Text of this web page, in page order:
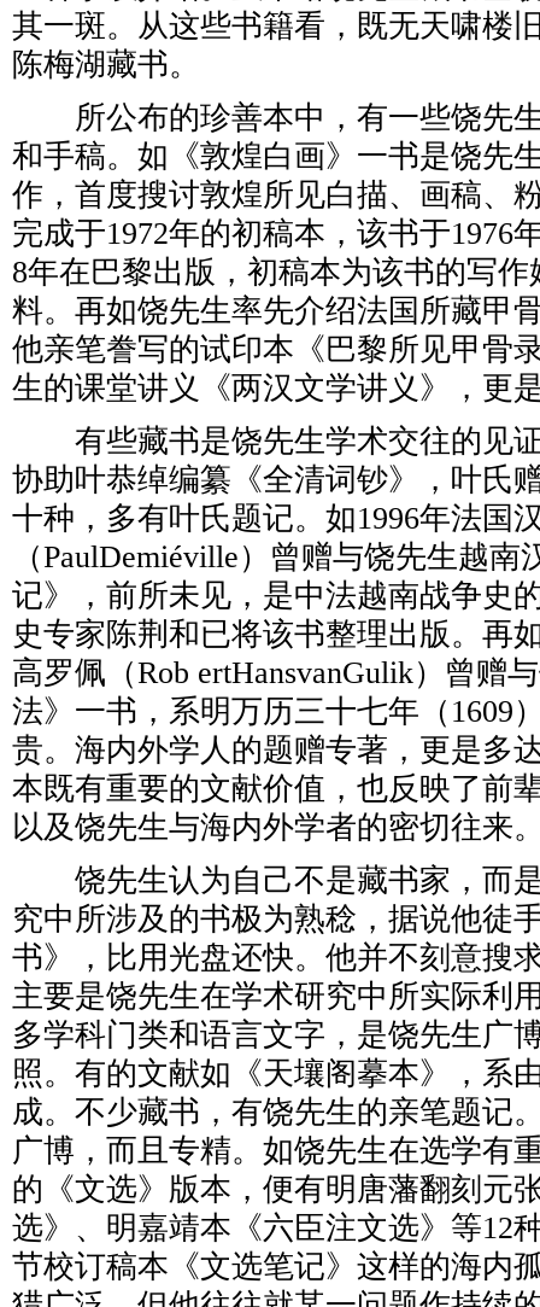
其一斑。从这些书籍看，既无天啸楼
陈梅湖藏书。
所公布的珍善本中，有一些饶先
和手稿。如《敦煌白画》一书是饶先
作，首度搜讨敦煌所见白描、画稿、
完成于1972年的初稿本，该书于1976
8年在巴黎出版，初稿本为该书的写
料。再如饶先生率先介绍法国所藏甲
他亲笔誊写的试印本《巴黎所见甲骨
生的课堂讲义《两汉文学讲义》，更
有些藏书是饶先生学术交往的见
协助叶恭绰编纂《全清词钞》，叶氏
十种，多有叶氏题记。如1996年法国
（PaulDemiéville）曾赠与饶先生越
记》，前所未见，是中法越南战争史
史专家陈荆和已将该书整理出版。再
高罗佩（Rob ertHansvanGulik）曾赠
法》一书，系明万历三十七年（1609
贵。海内外学人的题赠专著，更是多
本既有重要的文献价值，也反映了前
以及饶先生与海内外学者的密切往来
饶先生认为自己不是藏书家，而
究中所涉及的书极为熟稔，据说他徒
书》，比用光盘还快。他并不刻意搜
主要是饶先生在学术研究中所实际利
多学科门类和语言文字，是饶先生广
照。有的文献如《天壤阁摹本》，系
成。不少藏书，有饶先生的亲笔题记
广博，而且专精。如饶先生在选学有
的《文选》版本，便有明唐藩翻刻元
选》、明嘉靖本《六臣注文选》等12
节校订稿本《文选笔记》这样的海内